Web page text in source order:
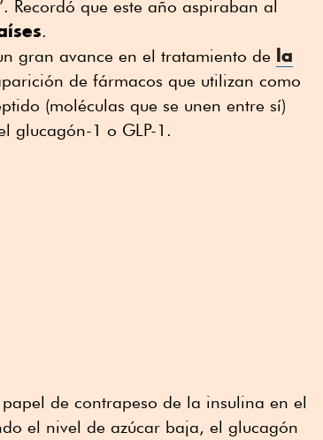
Recordó que este año aspiraban al
.
gran avance en el tratamiento de la
de fármacos que utilizan como
(moléculas que se unen entre sí)
glucagón-1 o GLP-1.
de contrapeso de la insulina en el
el nivel de azúcar baja, el glucagón